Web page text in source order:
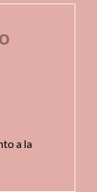
a la